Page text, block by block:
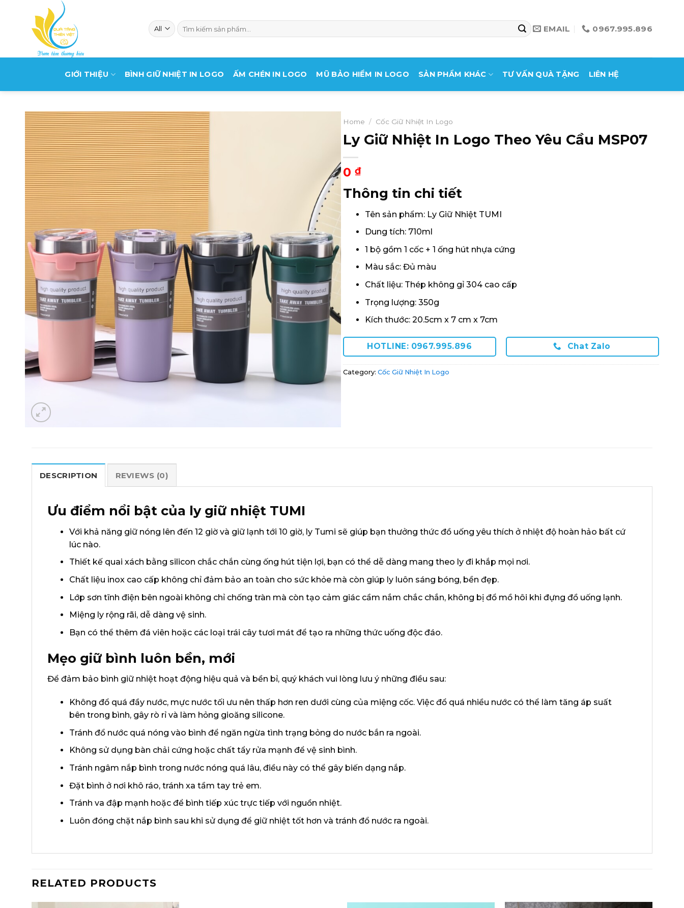
content
Search
for:
EMAIL 0967.995.896
GIỚI THIỆU BÌNH GIỮ NHIỆT IN LOGO ẤM CHÉN IN LOGO MŨ BẢO HIỂM IN LOGO SẢN PHẨM KHÁC TƯ VẤN QUÀ TẶNG LIÊN HỆ
Home / Cốc Giữ Nhiệt In Logo
Ly Giữ Nhiệt In Logo Theo Yêu Cầu MSP07
0 ₫
Thông tin chi tiết
Tên sản phẩm: Ly Giữ Nhiệt TUMI
Dung tích: 710ml
1 bộ gồm 1 cốc + 1 ống hút nhựa cứng
Màu sắc: Đủ màu
Chất liệu: Thép không gỉ 304 cao cấp
Trọng lượng: 350g
Kích thước: 20.5cm x 7 cm x 7cm
HOTLINE: 0967.995.896 Chat Zalo
Category: Cốc Giữ Nhiệt In Logo
DESCRIPTION REVIEWS (0)
Ưu điểm nổi bật của ly giữ nhiệt TUMI
Với khả năng giữ nóng lên đến 12 giờ và giữ lạnh tới 10 giờ, ly Tumi sẽ giúp bạn thưởng thức đồ uống yêu thích ở nhiệt độ hoàn hảo bất cứ
lúc nào.
Thiết kế quai xách bằng silicon chắc chắn cùng ống hút tiện lợi, bạn có thể dễ dàng mang theo ly đi khắp mọi nơi.
Chất liệu inox cao cấp không chỉ đảm bảo an toàn cho sức khỏe mà còn giúp ly luôn sáng bóng, bền đẹp.
Lớp sơn tĩnh điện bên ngoài không chỉ chống tràn mà còn tạo cảm giác cầm nắm chắc chắn, không bị đổ mồ hôi khi đựng đồ uống lạnh.
Miệng ly rộng rãi, dễ dàng vệ sinh.
Bạn có thể thêm đá viên hoặc các loại trái cây tươi mát để tạo ra những thức uống độc đáo.
Mẹo giữ bình luôn bền, mới
Để đảm bảo bình giữ nhiệt hoạt động hiệu quả và bền bỉ, quý khách vui lòng lưu ý những điều sau:
Không đổ quá đầy nước, mực nước tối ưu nên thấp hơn ren dưới cùng của miệng cốc. Việc đổ quá nhiều nước có thể làm tăng áp suất
bên trong bình, gây rò rỉ và làm hỏng gioăng silicone.
Tránh đổ nước quá nóng vào bình để ngăn ngừa tình trạng bỏng do nước bắn ra ngoài.
Không sử dụng bàn chải cứng hoặc chất tẩy rửa mạnh để vệ sinh bình.
Tránh ngâm nắp bình trong nước nóng quá lâu, điều này có thể gây biến dạng nắp.
Đặt bình ở nơi khô ráo, tránh xa tầm tay trẻ em.
Tránh va đập mạnh hoặc để bình tiếp xúc trực tiếp với nguồn nhiệt.
Luôn đóng chặt nắp bình sau khi sử dụng để giữ nhiệt tốt hơn và tránh đổ nước ra ngoài.
RELATED PRODUCTS